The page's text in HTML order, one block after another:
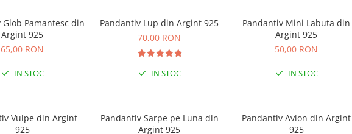
Glob Pamantesc din
Argint 925
65,00 RON
IN STOC
Pandantiv Lup din Argint 925
70,00 RON
IN STOC
Pandantiv Mini Labuta din
Argint 925
50,00 RON
IN STOC
Vulpe din Argint
925
Pandantiv Sarpe pe Luna din
Argint 925
Pandantiv Avion din Argint
925